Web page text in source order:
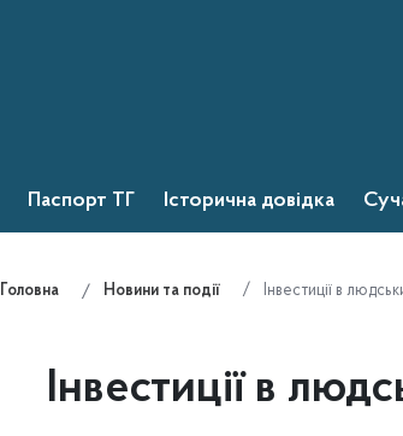
Паспорт ТГ Історична довідка
Головна Новини та події Інвестиції в
Інвестиції в